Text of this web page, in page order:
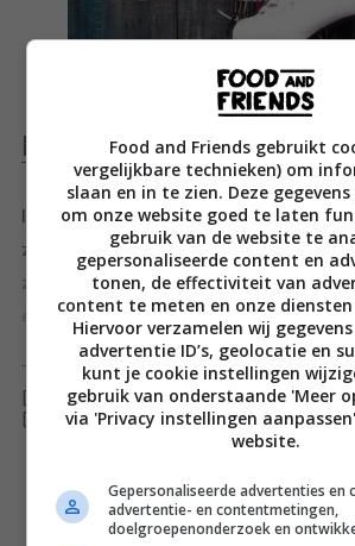
In de winter is niets lekkerder dan
zelfgemaakte lekkernijen. Of het nu
zelfgebakken pepernoten of een kop
erwtensoep, de winter leent zich
Het 24Kitchen Winterkookboek biedt
alle eetmomenten die de winter rijk
taaitaai en borstplaat voor in de
kerstklassiekers en inpiratie voor
suggesties voor hapjes en buffetten
Toon meer
[ywfbt_form product_id="35038"]
[recently_viewed_products]
Food and Friends gebruikt
vergelijkbare technieken) om
slaan en in te zien. Deze
om onze website goed te laten
gebruik van de website te
gepersonaliseerde content en
tonen, de effectiviteit van
content te meten en onze
Hiervoor verzamelen wij
advertentie ID’s, geolocatie en
kunt je cookie instellingen
gebruik van onderstaande 'Meer
via 'Privacy instellingen
website.
Gepersonaliseerde advertenties en
advertentie- en contentmetingen,
doelgroepenonderzoek en